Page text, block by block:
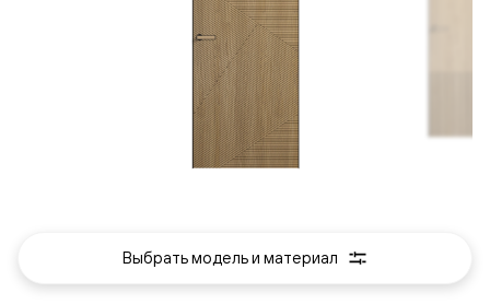
Выбрать модель и материал